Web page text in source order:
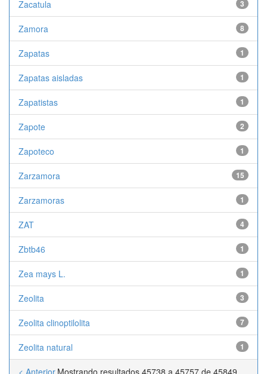
Zacatula 3
Zamora 8
Zapatas 1
Zapatas aisladas 1
Zapatistas 1
Zapote 2
Zapoteco 1
Zarzamora 15
Zarzamoras 1
ZAT 4
Zbtb46 1
Zea mays L. 1
Zeolita 3
Zeolita clinoptilolita 7
Zeolita natural 1
Mostrando resultados 45738 a 45757 de 45849
< Anterior